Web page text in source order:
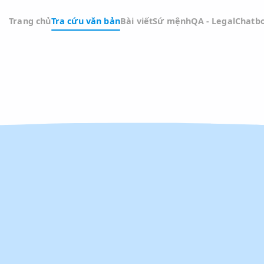
Trang chủTra cứu văn bảnBài viếtSứ mệnhQA -